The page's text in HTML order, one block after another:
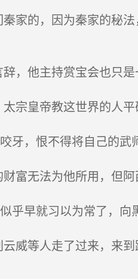
家的，因为秦家的秘
，他主持赏宝会也只是
宗皇帝教这世界的人平
牙，恨不得将自己的武
富无法为他所用，但
乎早就习以为常了，向
威等人走了过来，来